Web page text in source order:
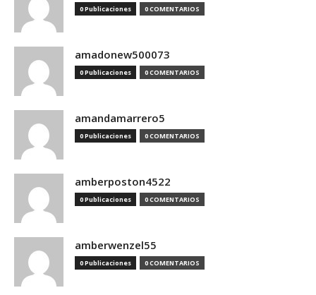
0 Publicaciones 0 COMENTARIOS
amadonew500073
0 Publicaciones 0 COMENTARIOS
amandamarrero5
0 Publicaciones 0 COMENTARIOS
amberposton4522
0 Publicaciones 0 COMENTARIOS
amberwenzel55
0 Publicaciones 0 COMENTARIOS